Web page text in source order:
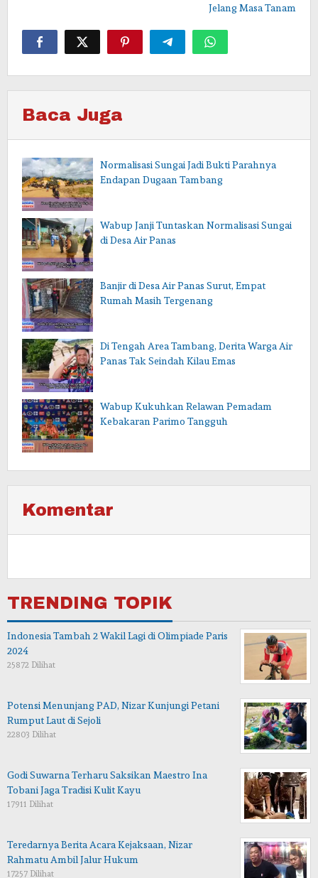
Jelang Masa Tanam
Baca Juga
Normalisasi Sungai Jadi Bukti Parahnya
Endapan Dugaan Tambang
Wabup Janji Tuntaskan Normalisasi Sungai
di Desa Air Panas
Banjir di Desa Air Panas Surut, Empat
Rumah Masih Tergenang
Di Tengah Area Tambang, Derita Warga Air
Panas Tak Seindah Kilau Emas
Wabup Kukuhkan Relawan Pemadam
Kebakaran Parimo Tangguh
Komentar
TRENDING TOPIK
Indonesia Tambah 2 Wakil Lagi di Olimpiade Paris
2024
25872 Dilihat
Potensi Menunjang PAD, Nizar Kunjungi Petani
Rumput Laut di Sejoli
22803 Dilihat
Godi Suwarna Terharu Saksikan Maestro Ina
Tobani Jaga Tradisi Kulit Kayu
17911 Dilihat
Teredarnya Berita Acara Kejaksaan, Nizar
Rahmatu Ambil Jalur Hukum
17257 Dilihat